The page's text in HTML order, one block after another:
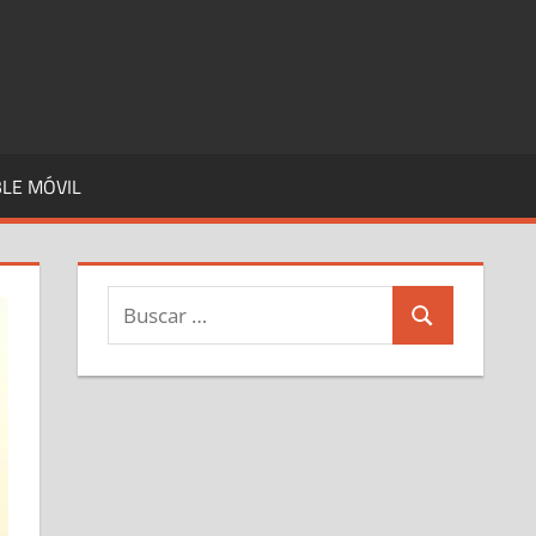
MÓVIL
Buscar:
Buscar